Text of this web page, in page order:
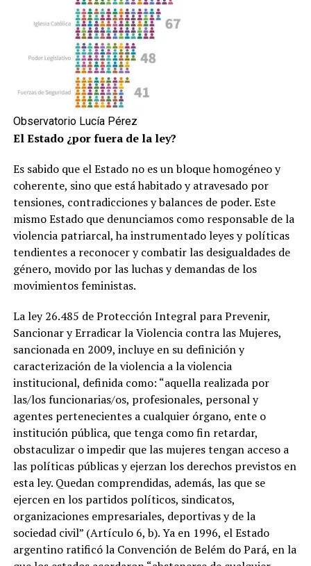
Observatorio Lucía Pérez
El Estado ¿por fuera de la ley?
Es sabido que el Estado no es un bloque homogéneo y
coherente, sino que está habitado y atravesado por
tensiones, contradicciones y balances de poder. Este
mismo Estado que denunciamos como responsable de la
violencia patriarcal, ha instrumentado leyes y políticas
tendientes a reconocer y combatir las desigualdades de
género, movido por las luchas y demandas de los
movimientos feministas.
La ley 26.485 de Protección Integral para Prevenir,
Sancionar y Erradicar la Violencia contra las Mujeres,
sancionada en 2009, incluye en su definición y
caracterización de la violencia a la violencia
institucional, definida como: “aquella realizada por
las/los funcionarias/os, profesionales, personal y
agentes pertenecientes a cualquier órgano, ente o
institución pública, que tenga como fin retardar,
obstaculizar o impedir que las mujeres tengan acceso a
las políticas públicas y ejerzan los derechos previstos en
esta ley. Quedan comprendidas, además, las que se
ejercen en los partidos políticos, sindicatos,
organizaciones empresariales, deportivas y de la
sociedad civil” (Artículo 6, b). Ya en 1996, el Estado
argentino ratificó la Convención de Belém do Pará, en la